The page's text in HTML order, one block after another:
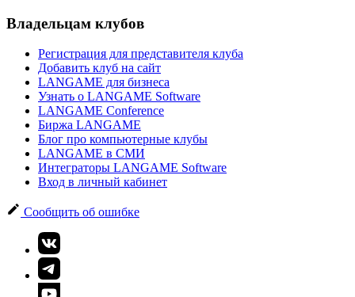
Владельцам клубов
Регистрация для представителя клуба
Добавить клуб на сайт
LANGAME для бизнеса
Узнать о LANGAME Software
LANGAME Conference
Биржа LANGAME
Блог про компьютерные клубы
LANGAME в СМИ
Интеграторы LANGAME Software
Вход в личный кабинет
Сообщить об ошибке